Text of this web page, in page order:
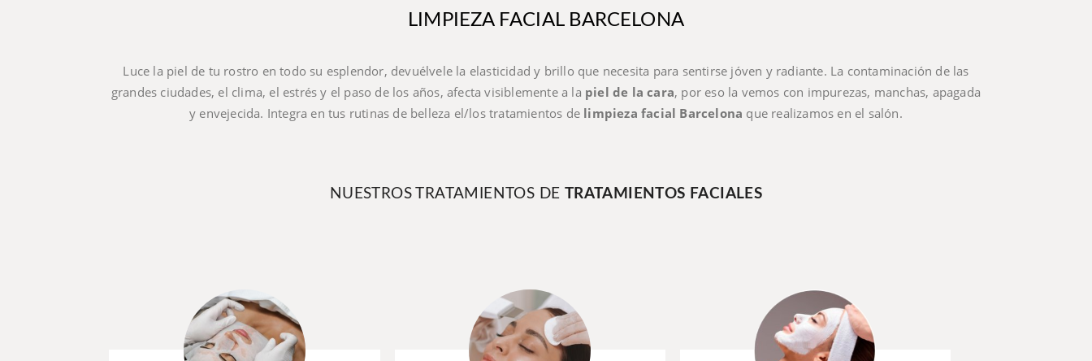
LIMPIEZA FACIAL BARCELONA
Luce la piel de tu rostro en todo su esplendor, devuélvele la elasticidad y brillo que necesita para sentirse jóven y radiante. La contaminación de las
grandes ciudades, el clima, el estrés y el paso de los años, afecta visiblemente a la piel de la cara, por eso la vemos con impurezas, manchas, apagada
y envejecida. Integra en tus rutinas de belleza el/los tratamientos de limpieza facial Barcelona que realizamos en el salón.
NUESTROS TRATAMIENTOS DE TRATAMIENTOS FACIALES